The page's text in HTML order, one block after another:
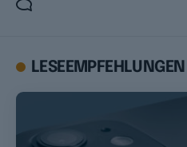
LESEEMPFEHLUNGEN